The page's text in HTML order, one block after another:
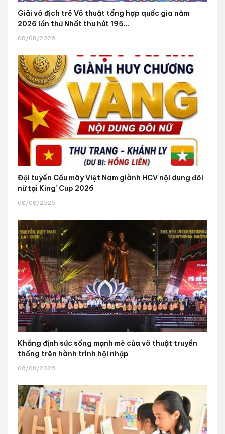
Giải vô địch trẻ Võ thuật tổng hợp quốc gia năm
2026 lần thứ Nhất thu hút 195...
08/08/2026
Đội tuyển Cầu mây Việt Nam giành HCV nội dung đôi
nữ tại King’ Cup 2026
08/08/2026
Khẳng định sức sống mạnh mẽ của võ thuật truyền
thống trên hành trình hội nhập
08/08/2026